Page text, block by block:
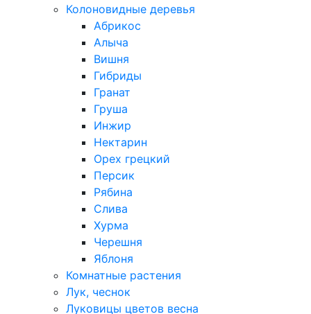
Колоновидные деревья
Абрикос
Алыча
Вишня
Гибриды
Гранат
Груша
Инжир
Нектарин
Орех грецкий
Персик
Рябина
Слива
Хурма
Черешня
Яблоня
Комнатные растения
Лук, чеснок
Луковицы цветов весна